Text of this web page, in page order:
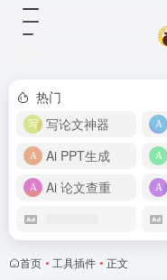
热门
写论文神器
Ai PPT生成
Ai 论文查重
首页 • 工具插件 • 正文